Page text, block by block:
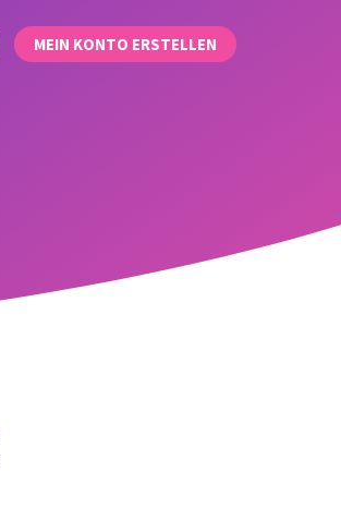
MEIN KONTO ERSTELLEN